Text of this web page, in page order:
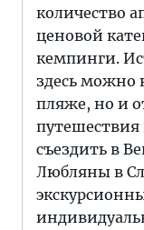
количество
ценовой
кемпинги.
здесь можно
пляже, но и
путешествия
съездить в
Любляны в